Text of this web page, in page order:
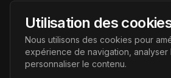
AI Futur
Portail de l'avenir de l'intelligence
découvrir les dernières technologies IA.
Utilisation des
Nous utilisons des cookies pour
expérience de navigation, analyser
personnaliser le contenu.